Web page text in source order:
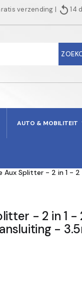
verzending | replay14
AUTO & MOBILITEIT
Aux Splitter - 2 in 1 - 2
- 2 in 1
-